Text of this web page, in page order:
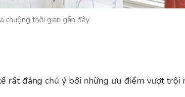
chuộng thời gian gần đây
rất đáng chú ý bởi những ưu điểm vượt trội